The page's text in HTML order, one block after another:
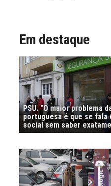
Em destaque
PSU. "O maior problema
portuguesa é que se fala
social sem saber